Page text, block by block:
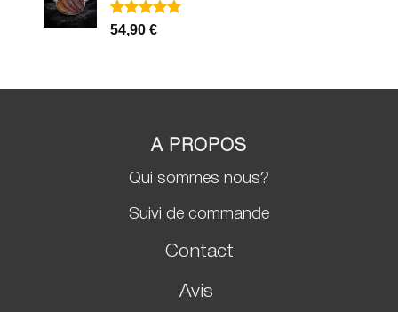
Noté5.00
2
54,90 €
A PROPOS
Qui sommes nous?
Suivi de commande
Contact
Avis